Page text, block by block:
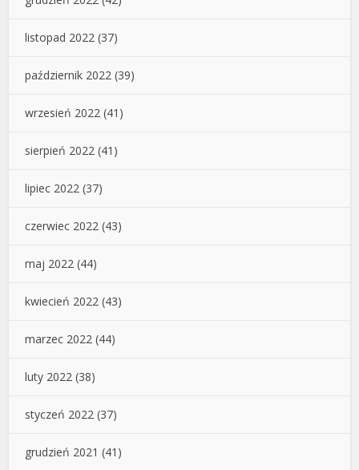
listopad 2022 (37)
październik 2022 (39)
wrzesień 2022 (41)
sierpień 2022 (41)
lipiec 2022 (37)
czerwiec 2022 (43)
maj 2022 (44)
kwiecień 2022 (43)
marzec 2022 (44)
luty 2022 (38)
styczeń 2022 (37)
grudzień 2021 (41)